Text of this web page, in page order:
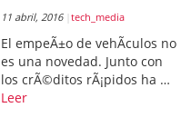
11 abril, 2016 tech_media
El empeÃ±o de vehÃ­culos no
es una novedad. Junto con
los crÃ©ditos rÃ¡pidos ha …
Leer